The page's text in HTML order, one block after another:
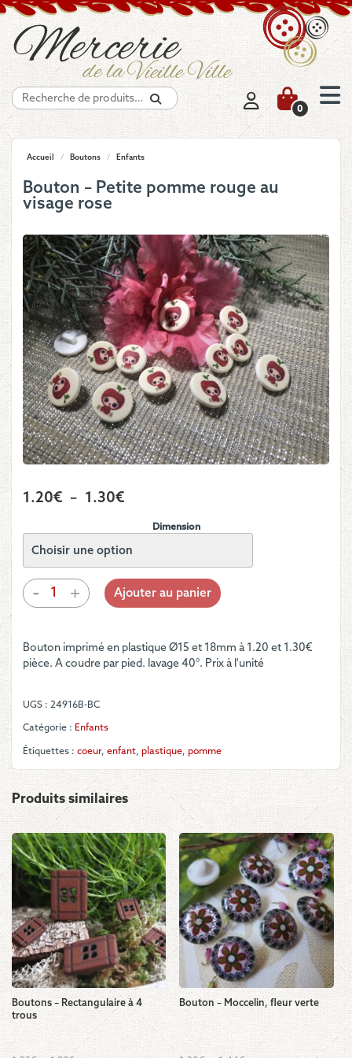
Recherche
0
Accueil / Boutons / Enfants
Bouton – Petite pomme rouge au
visage rose
1.20€ – 1.30€Plage
à
1.30€
Dimension
-
quantité
de
Petite
pomme
visage
rose
+ Ajouter au panier
Bouton imprimé en plastique Ø15 et 18mm à 1.20 et 1.30€
pièce. A coudre par pied. lavage 40°. Prix à l'unité
UGS : 24916B-BC
Catégorie : Enfants
Étiquettes : coeur, enfant, plastique, pomme
Produits similaires
Boutons – Rectangulaire à 4
trous
Bouton – Moccelin, fleur verte